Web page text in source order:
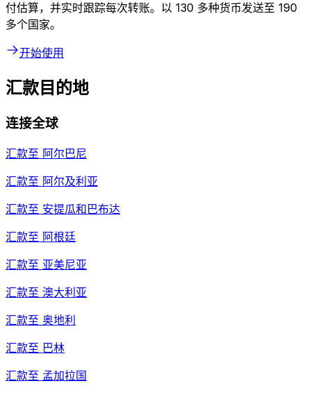
付估算，并实时跟踪每次转账。以 130 多种货币发送至 190
多个国家。
开始使用
汇款目的地
连接全球
汇款至 阿尔巴尼
汇款至 阿尔及利亚
汇款至 安提瓜和巴布达
汇款至 阿根廷
汇款至 亚美尼亚
汇款至 澳大利亚
汇款至 奥地利
汇款至 巴林
汇款至 孟加拉国